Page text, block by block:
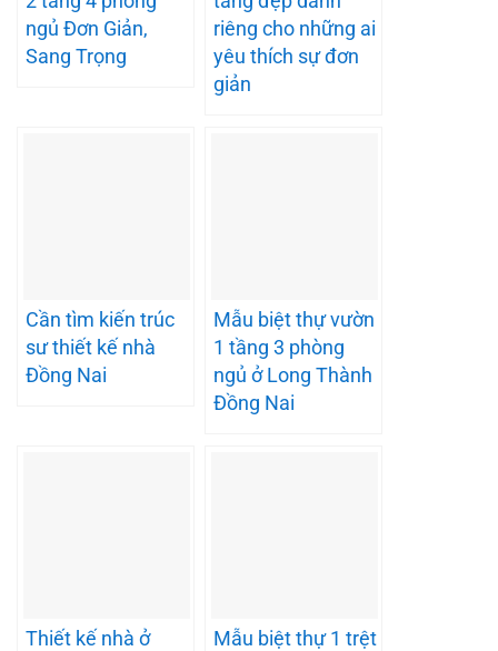
ngủ Đơn Giản,
Sang Trọng
riêng cho những ai
yêu thích sự đơn
giản
Cần tìm kiến trúc
sư thiết kế nhà
Đồng Nai
Mẫu biệt thự vườn
1 tầng 3 phòng
ngủ ở Long Thành
Đồng Nai
Thiết kế nhà ở
Mẫu biệt thự 1 trệt